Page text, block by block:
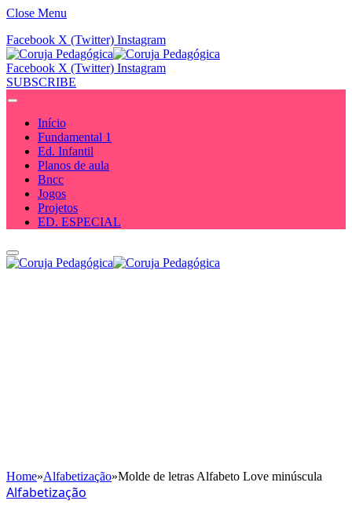
Close Menu
Facebook X (Twitter) Instagram
Facebook X (Twitter) Instagram
SUBSCRIBE
Início
Fundamental 1
Ed. Infantil
Planos de aula
Bncc
Jogos
Projetos
ED. ESPECIAL
Home»Alfabetização»Molde de letras Alfabeto Love minúscula
Alfabetização